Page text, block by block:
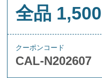
全品
クーポンコード
CAL-N202607